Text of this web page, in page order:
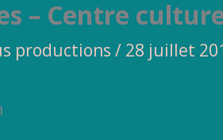
– Centre
productions / 28 juillet